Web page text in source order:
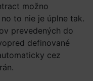
možno
to nie je úplne tak.
prevedených do
definované
cez